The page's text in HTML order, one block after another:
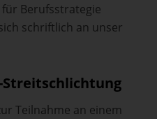
Berufsstrategie
schriftlich an unser
Teilnahme an einem